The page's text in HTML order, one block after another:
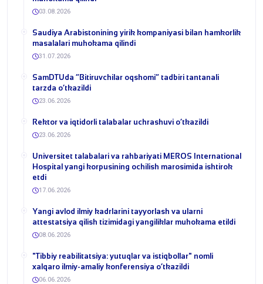
03.08.2026
​Saudiya Arabistonining yirik kompaniyasi bilan hamkorlik
masalalari muhokama qilindi
31.07.2026
​SamDTUda “Bitiruvchilar oqshomi” tadbiri tantanali
tarzda o‘tkazildi
23.06.2026
​Rektor va iqtidorli talabalar uchrashuvi o‘tkazildi
23.06.2026
Universitet talabalari va rahbariyati MEROS International
Hospital yangi korpusining ochilish marosimida ishtirok
etdi
17.06.2026
Yangi avlod ilmiy kadrlarini tayyorlash va ularni
attestatsiya qilish tizimidagi yangiliklar muhokama etildi
08.06.2026
​"Tibbiy reabilitatsiya: yutuqlar va istiqbollar" nomli
xalqaro ilmiy-amaliy konferensiya o‘tkazildi
06.06.2026